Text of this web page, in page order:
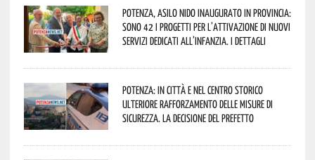
Potenza, asilo nido inaugurato in provincia:
sono 42 i progetti per l’attivazione di nuovi
servizi dedicati all’infanzia. I dettagli
Potenza: in città e nel centro storico
ulteriore rafforzamento delle misure di
sicurezza. La decisione del Prefetto